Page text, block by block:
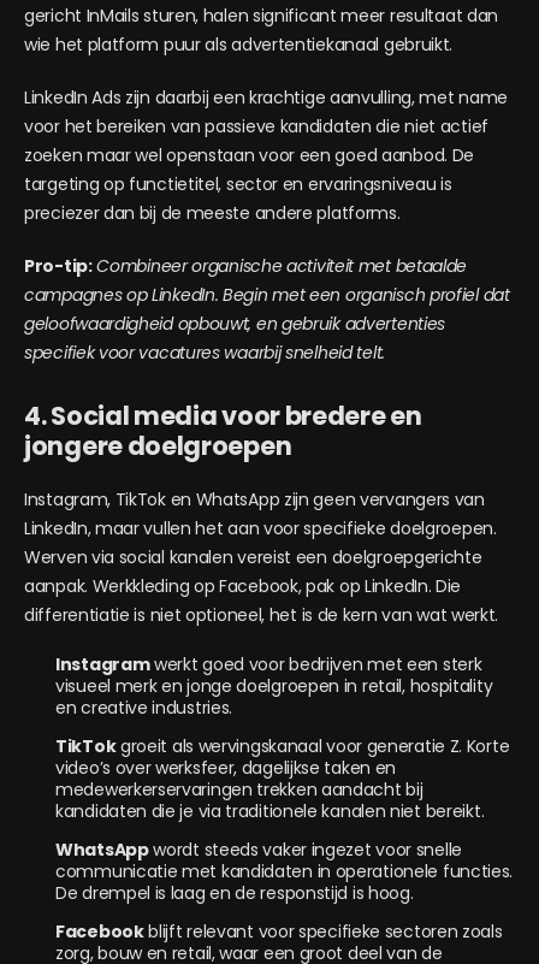
gericht InMails sturen, halen significant meer resultaat dan
wie het platform puur als advertentiekanaal gebruikt.
LinkedIn Ads zijn daarbij een krachtige aanvulling, met name
voor het bereiken van passieve kandidaten die niet actief
zoeken maar wel openstaan voor een goed aanbod. De
targeting op functietitel, sector en ervaringsniveau is
preciezer dan bij de meeste andere platforms.
Pro-tip:Combineer organische activiteit met betaalde
campagnes op LinkedIn. Begin met een organisch profiel dat
geloofwaardigheid opbouwt, en gebruik advertenties
specifiek voor vacatures waarbij snelheid telt.
4. Social media voor bredere en
jongere doelgroepen
Instagram, TikTok en WhatsApp zijn geen vervangers van
LinkedIn, maar vullen het aan voor specifieke doelgroepen.
Werven via social kanalen vereist een doelgroepgerichte
aanpak. Werkkleding op Facebook, pak op LinkedIn. Die
differentiatie is niet optioneel, het is de kern van wat werkt.
Instagramwerkt goed voor bedrijven met een sterk
visueel merk en jonge doelgroepen in retail, hospitality
en creative industries.
TikTokgroeit als wervingskanaal voor generatie Z. Korte
video’s over werksfeer, dagelijkse taken en
medewerkerservaringen trekken aandacht bij
kandidaten die je via traditionele kanalen niet bereikt.
WhatsAppwordt steeds vaker ingezet voor snelle
communicatie met kandidaten in operationele functies.
De drempel is laag en de responstijd is hoog.
Facebookblijft relevant voor specifieke sectoren zoals
zorg, bouw en retail, waar een groot deel van de